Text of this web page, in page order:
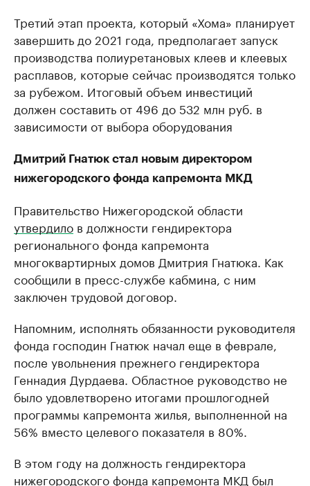
Третий этап проекта, который «Хома» планирует
завершить до 2021 года, предполагает запуск
производства полиуретановых клеев и клеевых
расплавов, которые сейчас производятся только
за рубежом. Итоговый объем инвестиций
должен составить от 496 до 532 млн руб. в
зависимости от выбора оборудования
Дмитрий Гнатюк стал новым директором
нижегородского фонда капремонта МКД
Правительство Нижегородской области
утвердило в должности гендиректора
регионального фонда капремонта
многоквартирных домов Дмитрия Гнатюка. Как
сообщили в пресс-службе кабмина, с ним
заключен трудовой договор.
Напомним, исполнять обязанности руководителя
фонда господин Гнатюк начал еще в феврале,
после увольнения прежнего гендиректора
Геннадия Дурдаева. Областное руководство не
было удовлетворено итогами прошлогодней
программы капремонта жилья, выполненной на
56% вместо целевого показателя в 80%.
В этом году на должность гендиректора
нижегородского фонда капремонта МКД был